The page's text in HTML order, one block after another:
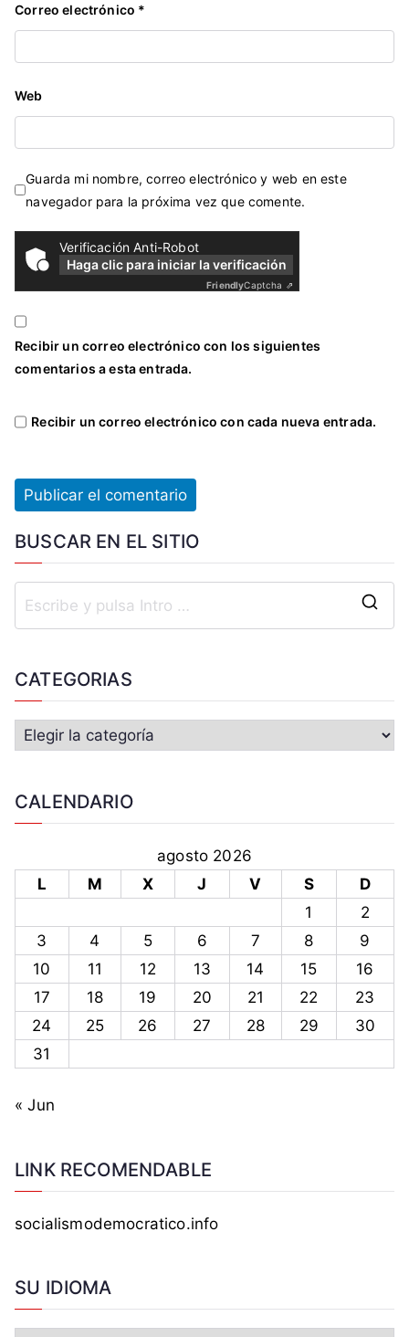
Correo electrónico *
Web
Guarda mi nombre, correo electrónico y web en este
navegador para la próxima vez que comente.
Verificación Anti-Robot
Haga clic para iniciar la verificación
FriendlyCaptcha ⇗
Recibir un correo electrónico con los siguientes
comentarios a esta entrada.
Recibir un correo electrónico con cada nueva entrada.
BUSCAR EN EL SITIO
CATEGORIAS
CALENDARIO
agosto 2026
L
M X J V S
D
1
2
3
4 5 6 7 8
9
10
11 12 13 14 15
16
17
18 19 20 21 22
23
24
25 26 27 28 29
30
31
« Jun
LINK RECOMENDABLE
socialismodemocratico.info
SU IDIOMA